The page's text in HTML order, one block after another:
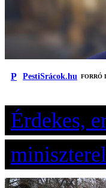
P PestiSrácok.hu FORRÓ
Érdekes,